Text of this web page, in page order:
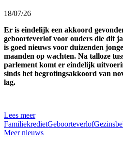
18/07/26
Er is eindelijk een akkoord
geboorteverlof voor ouders die dit
is goed nieuws voor duizenden
maanden op wachten. Na talloze
parlement komt er eindelijk
sinds het begrotingsakkoord van
lag.
Lees meer
FamiliekredietGeboorteverlof
Meer nieuws